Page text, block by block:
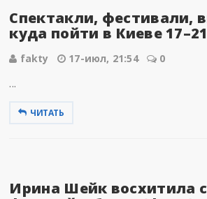
Спектакли, фестивали,
куда пойти в Киеве
fakty 17-июл, 21:54 0
...
ЧИТАТЬ
Ирина Шейк восхитила